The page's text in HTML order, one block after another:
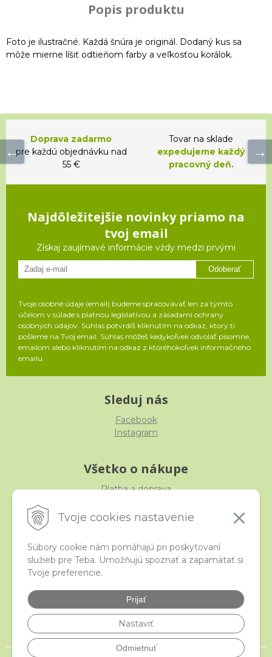
Tvoje cookies nastavenie
Súbory cookie nám pomáhajú pri poskytovaní
služieb pre Teba. Umožňujú spoznať a zapamätať si
Tvoje preferencie.
Prijať
Nastaviť
Odmietnuť
Popis produktu
Foto je ilustračné. Každá šnúra je originál. Dodaný kus sa
môže mierne líšiť odtieňom farby a veľkosťou korálok.
Doprava zadarmo
pre každú objednávku nad
55 €
Tovar na sklade
expedujeme každý
pracovný deň.
Najdôležitejšie novinky priamo na
tvoj email
Získaj zaujímavé informácie vždy medzi prvými
Odoberať
Tvoje osobné údaje (email) budeme spracovávať len za týmto
účelom v súlade s platnou legislatívou a zásadami ochrany
osobných údajov. Súhlas potvrdíš kliknutím na odkaz, ktorý ti
pošleme na Tvoj email. Súhlas môžeš kedykoľvek odvolať písomne,
emailom alebo kliknutím na odkaz z ktoréhokoľvek informačného
emailu.
Sleduj nás
Facebook
Instagram
Všetko o nákupe
Platba a doprava
Obchodné podmienky
iStraka
Veľkoobchod
Najčastejšie otázky
Certifikáty